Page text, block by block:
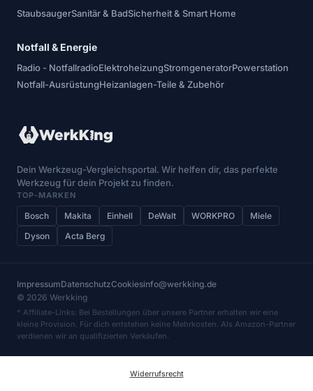
StaubsaugerSanitär & BadSicherheit & Smart Home
Notfall & Energie
Radio - NotfallradioElektroheizungStromgeneratorPowerstation
Notfall-AusrüstungHeizanlagen-Teile & Zubehör
Dein Werkzeug-Vergleichsportal. Wir helfen dir, das perfekte
Werkzeug für dein Projekt zu finden.
TOP-MARKEN
Bosch Makita Einhell DeWalt WORKPRO
Miele
Dyson
Acta Berg
ImpressumDatenschutzCookiesinfo@werkking.de
© 2026 Werkking
* Affiliate-Links: Bei Bestellungen über unsere Partner erhalten wir eine
kleine Provision. Für dich entstehen keine Mehrkosten. Als Amazon-Partner
verdienen wir an qualifizierten Verkäufen.
Widerrufsrecht